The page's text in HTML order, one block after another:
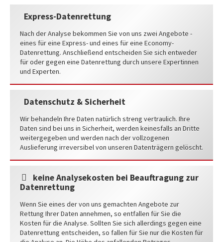
Express-Datenrettung
Nach der Analyse bekommen Sie von uns zwei Angebote -
eines für eine Express- und eines für eine Economy-
Datenrettung. Anschließend entscheiden Sie sich entweder
für oder gegen eine Datenrettung durch unsere Expertinnen
und Experten.
Datenschutz & Sicherheit
Wir behandeln Ihre Daten natürlich streng vertraulich. Ihre
Daten sind bei uns in Sicherheit, werden keinesfalls an Dritte
weitergegeben und werden nach der vollzogenen
Auslieferung irreversibel von unseren Datenträgern gelöscht.
keine Analysekosten bei Beauftragung zur
Datenrettung
Wenn Sie eines der von uns gemachten Angebote zur
Rettung Ihrer Daten annehmen, so entfallen für Sie die
Kosten für die Analyse. Sollten Sie sich allerdings gegen eine
Datenrettung entscheiden, so fallen für Sie nur die Kosten für